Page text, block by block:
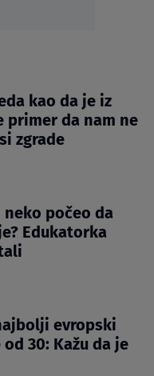
kao da je iz
primer da nam ne
zgrade
počeo da
Edukatorka
evropski
30: Kažu da je